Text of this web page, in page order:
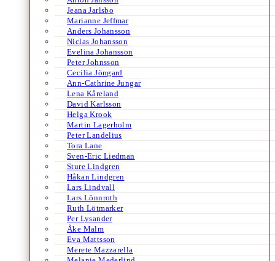
Jeana Jarlsbo
Marianne Jeffmar
Anders Johansson
Niclas Johansson
Evelina Johansson
Peter Johnsson
Cecilia Jöngard
Ann-Cathrine Jungar
Lena Kåreland
David Karlsson
Helga Krook
Martin Lagerholm
Peter Landelius
Tora Lane
Sven-Eric Liedman
Sture Lindgren
Håkan Lindgren
Lars Lindvall
Lars Lönnroth
Ruth Lötmarker
Per Lysander
Åke Malm
Eva Mattsson
Merete Mazzarella